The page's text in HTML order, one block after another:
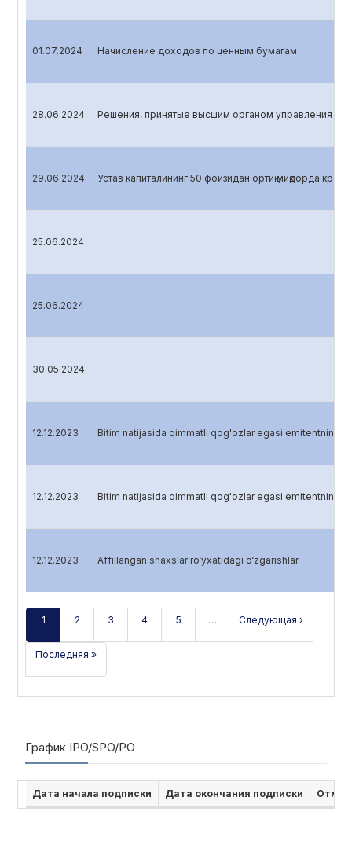
01.07.2024 Начисление доходов по ценным бумагам
28.06.2024 Решения, принятые высшим органом управления
29.06.2024 Устав капиталининг 50 фоизидан ортиқ миқдорда
25.06.2024
25.06.2024
30.05.2024
12.12.2023 Bitim natijasida qimmatli qog'ozlar egasi emitentning
12.12.2023 Bitim natijasida qimmatli qog'ozlar egasi emitentning
12.12.2023 Affillangan shaxslar ro‘yxatidagi o‘zgarishlar
1 2 3 4 5 … Следующая ›
Последняя »
График IPO/SPO/PO
Дата начала подписки Дата окончания подписки